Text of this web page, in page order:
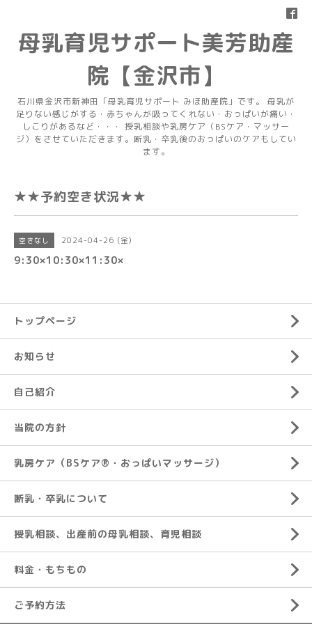
母乳育児サポート美芳助産
院【金沢市】
石川県金沢市新神田「母乳育児サポート みほ助産院」です。 母乳が
足りない感じがする・赤ちゃんが吸ってくれない・おっぱいが痛い・
しこりがあるなど・・・ 授乳相談や乳房ケア（BSケア・マッサー
ジ）をさせていただきます。断乳・卒乳後のおっぱいのケアもしてい
ます。
★★予約空き状況★★
空きなし 2024-04-26 (金)
9:30×10:30×11:30×
トップページ
お知らせ
自己紹介
当院の方針
乳房ケア（BSケア®︎・おっぱいマッサージ）
断乳・卒乳について
授乳相談、出産前の母乳相談、育児相談
料金・もちもの
ご予約方法